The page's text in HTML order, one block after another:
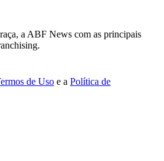
a ABF News com as principais
de Uso e a Política de